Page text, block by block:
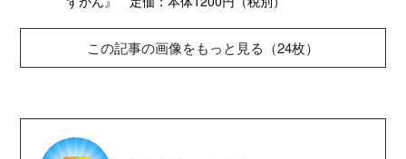
この記事の画像をもっと見る（24枚）